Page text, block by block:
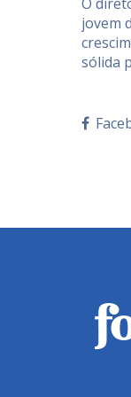
jovem
sólida